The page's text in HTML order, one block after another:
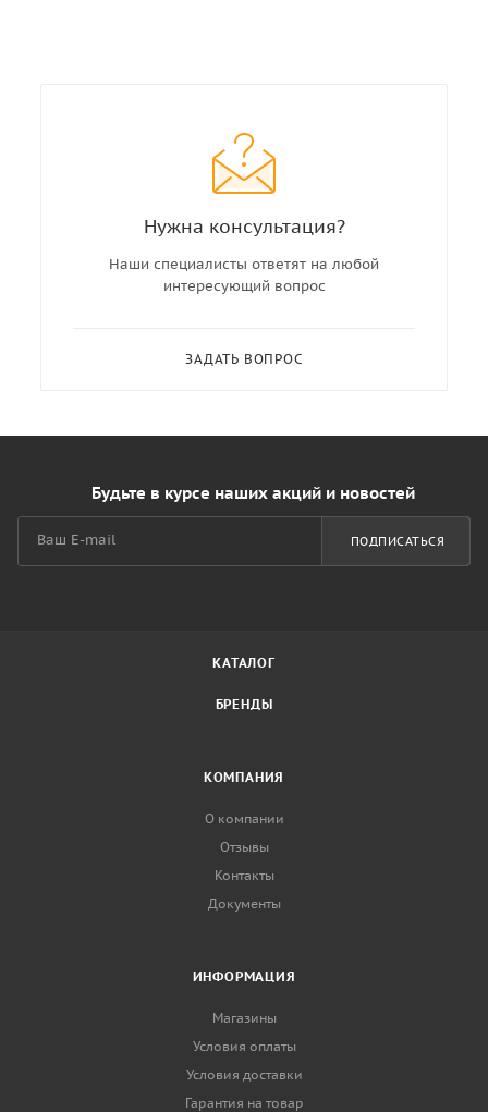
Нужна консультация?
Наши специалисты ответят на любой
интересующий вопрос
ЗАДАТЬ ВОПРОС
Будьте в курсе наших акций и новостей
ПОДПИСАТЬСЯ
КАТАЛОГ
БРЕНДЫ
КОМПАНИЯ
О компании
Отзывы
Контакты
Документы
ИНФОРМАЦИЯ
Магазины
Условия оплаты
Условия доставки
Гарантия на товар